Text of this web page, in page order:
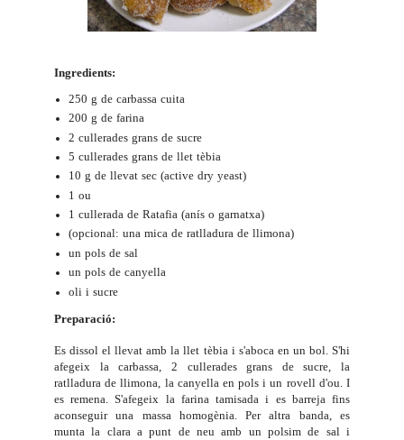
Ingredients:
250 g de carbassa cuita
200 g de farina
2 cullerades grans de sucre
5 cullerades grans de llet tèbia
10 g de llevat sec (active dry yeast)
1 ou
1 cullerada de Ratafia (anís o garnatxa)
(opcional: una mica de ratlladura de llimona)
un pols de sal
un pols de canyella
oli i sucre
Preparació:
Es dissol el llevat amb la llet tèbia i s'aboca en un bol. S'hi
afegeix la carbassa, 2 cullerades grans de sucre, la
ratlladura de llimona, la canyella en pols i un rovell d'ou. I
es remena. S'afegeix la farina tamisada i es barreja fins
aconseguir una massa homogènia. Per altra banda, es
munta la clara a punt de neu amb un polsim de sal i